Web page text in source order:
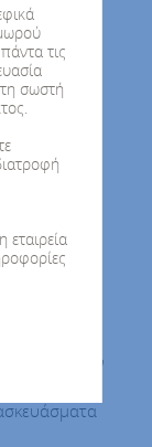
τις
σωστή
εταιρεία
2
6 -12
βρέφη από
αιγών
τα